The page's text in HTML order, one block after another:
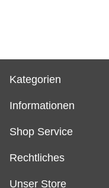
Kategorien
Informationen
Shop Service
Rechtliches
Unser Store